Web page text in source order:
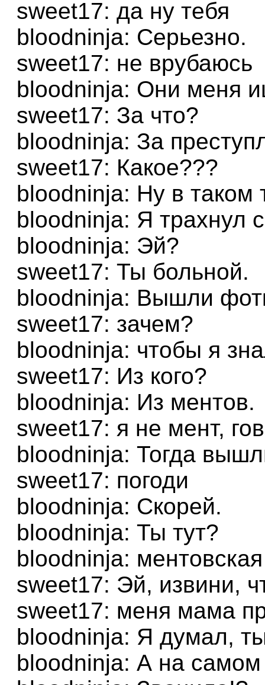
sweet17: да ну тебя
bloodninja: Серьезно.
sweet17: не врубаюсь
bloodninja: Они меня
sweet17: За что?
bloodninja: За
sweet17: Какое???
bloodninja: Ну в таком
bloodninja: Я трахнул
bloodninja: Эй?
sweet17: Ты больной.
bloodninja: Вышли
sweet17: зачем?
bloodninja: чтобы я
sweet17: Из кого?
bloodninja: Из ментов.
sweet17: я не мент,
bloodninja: Тогда
sweet17: погоди
bloodninja: Скорей.
bloodninja: Ты тут?
bloodninja:
sweet17: Эй, извини,
sweet17: меня мама
bloodninja: Я думал,
bloodninja: А на